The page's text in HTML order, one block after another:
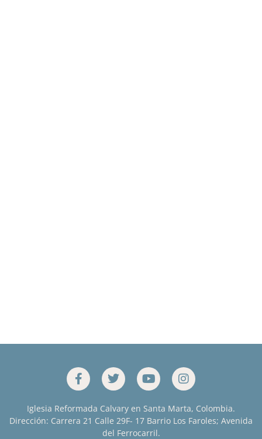
Iglesia Reformada Calvary en Santa Marta, Colombia.
Dirección: Carrera 21 Calle 29F- 17 Barrio Los Faroles; Avenida
del Ferrocarril.